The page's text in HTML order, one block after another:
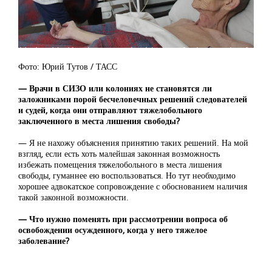
Фото: Юрий Тутов / ТАСС
— Врачи в СИЗО или колониях не становятся ли
заложниками порой бесчеловечных решений следователей
и судей, когда они отправляют тяжелобольного
заключенного в места лишения свободы?
— Я не нахожу объяснения принятию таких решений. На мой
взгляд, если есть хоть малейшая законная возможность
избежать помещения тяжелобольного в места лишения
свободы, гуманнее ею воспользоваться. Но тут необходимо
хорошее адвокатское сопровождение с обоснованием наличия
такой законной возможности.
— Что нужно поменять при рассмотрении вопроса об
освобождении осужденного, когда у него тяжелое
заболевание?